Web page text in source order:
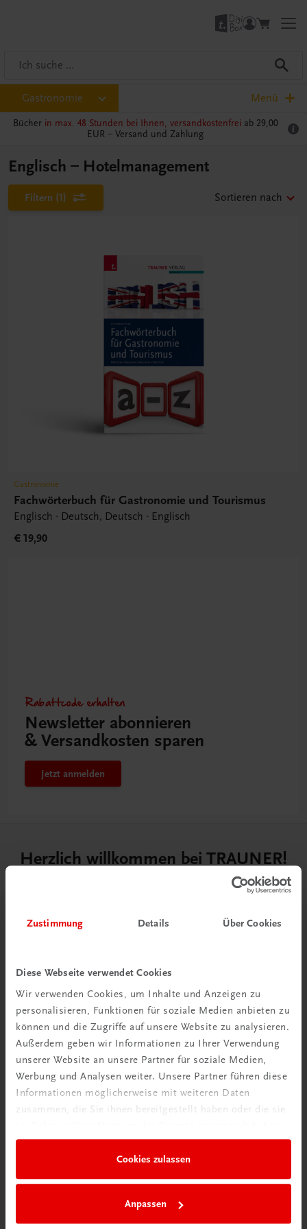
Zustimmung Details Über Cookies
Diese Webseite verwendet Cookies
Wir verwenden Cookies, um Inhalte und Anzeigen zu
personalisieren, Funktionen für soziale Medien anbieten zu
können und die Zugriffe auf unsere Website zu analysieren.
Außerdem geben wir Informationen zu Ihrer Verwendung
unserer Website an unsere Partner für soziale Medien,
Werbung und Analysen weiter. Unsere Partner führen diese
Informationen möglicherweise mit weiteren Daten
zusammen, die Sie ihnen bereitgestellt haben oder die sie
Cookies zulassen
Anpassen
Gastronomie Menü
Bücher in max. 48 Stunden bei Ihnen, versandkostenfrei ab 29,00
EUR – Versand und Zahlung
Englisch – Hotelmanagement
Filtern (1) Sortieren nach
Gastronomie
Fachwörterbuch für Gastronomie und Tourismus
Englisch - Deutsch, Deutsch - Englisch
€ 19,90
Rabattcode erhalten
Newsletter abonnieren
& Versandkosten sparen
Jetzt anmelden
Herzlich willkommen bei TRAUNER!
Wir sind ein österreichisches Familienunternehmen mit
75 Mitarbeiterinnen und Mitarbeitern, die eines verbindet:
Begeisterung für unsere Produkte.
mehr erfahren
TRAUNER Verlag + Buchservice GmbH
Köglstraße 14 | 4020 Linz
buchservice@trauner.at
WhatsApp:+43 664 88 58 69 41